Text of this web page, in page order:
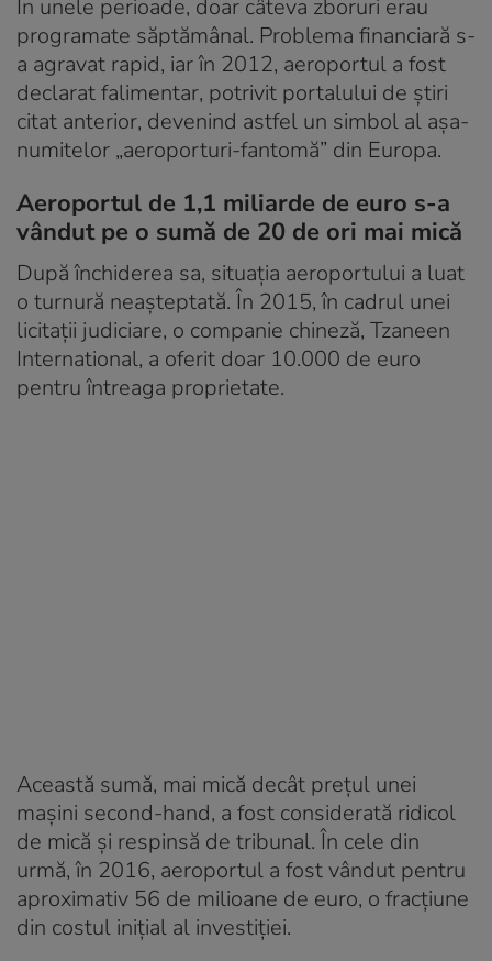
În unele perioade, doar câteva zboruri erau
programate săptămânal. Problema financiară s-
a agravat rapid, iar în 2012, aeroportul a fost
declarat falimentar, potrivit portalului de știri
citat anterior, devenind astfel un simbol al așa-
numitelor „aeroporturi-fantomă” din Europa.
Aeroportul de 1,1 miliarde de euro s-a
vândut pe o sumă de 20 de ori mai mică
După închiderea sa, situația aeroportului a luat
o turnură neașteptată. În 2015, în cadrul unei
licitații judiciare, o companie chineză, Tzaneen
International, a oferit doar 10.000 de euro
pentru întreaga proprietate.
Această sumă, mai mică decât prețul unei
mașini second-hand, a fost considerată ridicol
de mică și respinsă de tribunal. În cele din
urmă, în 2016, aeroportul a fost vândut pentru
aproximativ 56 de milioane de euro, o fracțiune
din costul inițial al investiției.